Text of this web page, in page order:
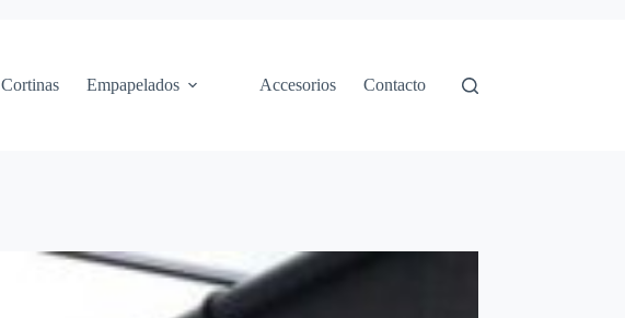
Cortinas Empapelados Accesorios Contacto